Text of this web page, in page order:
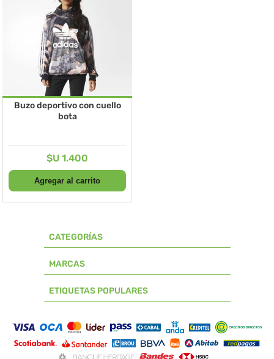
Buzo deportivo con cuello
bota
$U 1.400
CATEGORÍAS
MARCAS
ETIQUETAS POPULARES